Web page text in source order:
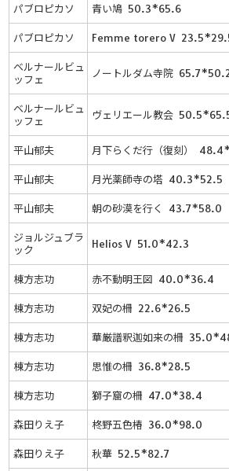
パブロピカソ 青い鳩 50.3*65.6
パブロピカソ Femme torero V
ベルナールビュ
ッフェ
ノートルダム寺院
ベルナールビュ
ッフェ
ヴェリエール教会
平山郁夫 月下らくだ行（復刻）
平山郁夫 月光薬師寺の塔 40.3*52.5
平山郁夫 朝の砂漠を行く 43.7*58.0
ジョルジュブラ
ック
Helios V 51.0*42.3
棟方志功 赤不動明王図 40.0*36.4
棟方志功 双妃の柵 22.6*26.5
棟方志功 華厳譜釈迦如来の柵
棟方志功 思惟の柵 36.8*28.5
棟方志功 獅子窟の柵 47.0*38.4
森田りえ子 柊野五色椿 36.0*98.0
森田りえ子 秋華 52.5*82.7